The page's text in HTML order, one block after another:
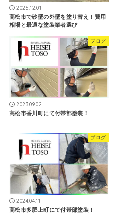
2025.12.01
高松市で砂壁の外壁を塗り替え！費用
相場と最適な塗装業者選び
ブログ
2023.09.02
高松市香川町にて付帯部塗装！
ブログ
2024.04.11
高松市多肥上町にて付帯部塗装！